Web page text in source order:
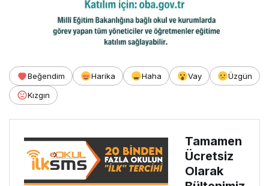
Beğendim Harika Haha Vay
Üzgün
Kızgın
Tamamen
Ücretsiz
Olarak